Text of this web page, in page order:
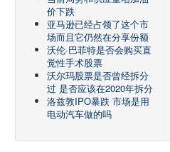
价下跌
亚马逊已经占领了这个市
场而且它仍然在分享份额
沃伦·巴菲特是否会购买直
觉性手术股票
沃尔玛股票是否曾经拆分
过 是否应该在2020年拆分
洛兹敦IPO暴跌 市场是用
电动汽车做的吗